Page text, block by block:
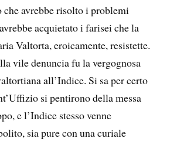
che avrebbe risolto i problemi
acquietato i farisei che la
Valtorta, eroicamente, resistette.
vile denuncia fu la vergognosa
all’Indice. Si sa per certo
si pentirono della messa
e l’Indice stesso venne
sia pure con una curiale